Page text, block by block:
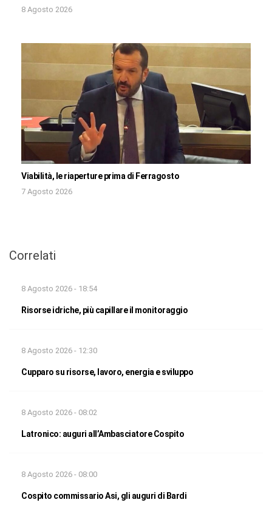
8 Agosto 2026
Viabilità, le riaperture prima di Ferragosto
7 Agosto 2026
Correlati
8 Agosto 2026 - 18:54
Risorse idriche, più capillare il monitoraggio
8 Agosto 2026 - 12:30
Cupparo su risorse, lavoro, energia e sviluppo
8 Agosto 2026 - 08:02
Latronico: auguri all’Ambasciatore Cospito
8 Agosto 2026 - 08:00
Cospito commissario Asi, gli auguri di Bardi